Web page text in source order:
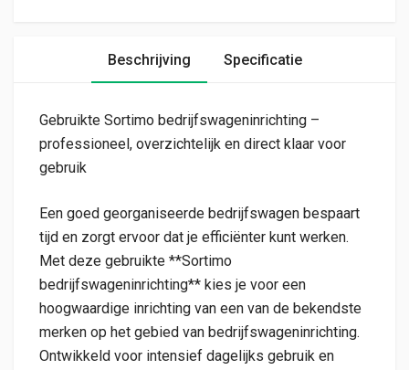
Beschrijving Specificatie
Gebruikte Sortimo bedrijfswageninrichting –
professioneel, overzichtelijk en direct klaar voor
gebruik
Een goed georganiseerde bedrijfswagen bespaart
tijd en zorgt ervoor dat je efficiënter kunt werken.
Met deze gebruikte **Sortimo
bedrijfswageninrichting** kies je voor een
hoogwaardige inrichting van een van de bekendste
merken op het gebied van bedrijfswageninrichting.
Ontwikkeld voor intensief dagelijks gebruik en